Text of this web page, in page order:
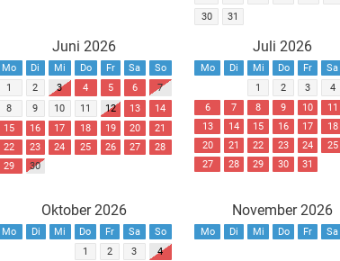
30
31
Juni 2026
Mo Di Mi Do Fr Sa
So
1
2 3 4 5 6
7
8
9 10 11 12 13
14
15
16 17 18 19 20
21
22
23 24 25 26 27
28
29
30
Juli 2026
Mo Di Mi Do Fr Sa
1
2 3 4
6
7 8 9 10 11
13
14 15 16 17 18
20
21 22 23 24 25
27
28 29 30 31
Oktober 2026
Mo Di Mi Do Fr Sa
So
1
2 3 4
November 2026
Mo Di Mi Do Fr Sa